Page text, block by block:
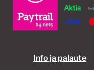
Info ja palaute